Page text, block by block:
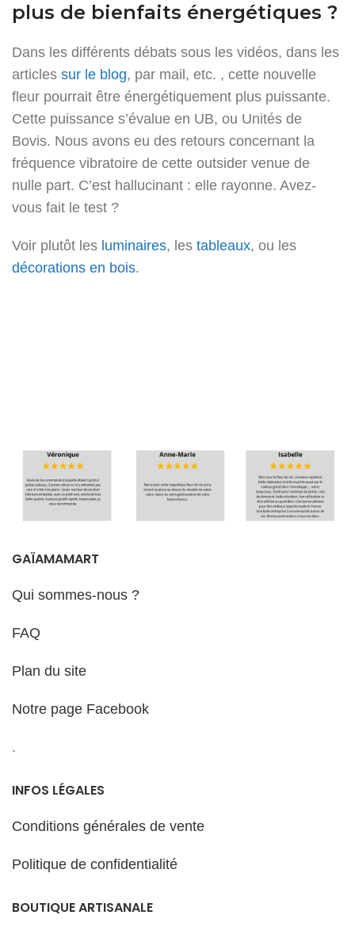
plus de bienfaits énergétiques ?
Dans les différents débats sous les vidéos, dans les
articles sur le blog, par mail, etc. , cette nouvelle
fleur pourrait être énergétiquement plus puissante.
Cette puissance s’évalue en UB, ou Unités de
Bovis. Nous avons eu des retours concernant la
fréquence vibratoire de cette outsider venue de
nulle part. C’est hallucinant : elle rayonne. Avez-
vous fait le test ?
Voir plutôt les luminaires, les tableaux, ou les
décorations en bois.
GAÏAMAMART
Qui sommes-nous ?
FAQ
Plan du site
Notre page Facebook
.
INFOS LÉGALES
Conditions générales de vente
Politique de confidentialité
BOUTIQUE ARTISANALE